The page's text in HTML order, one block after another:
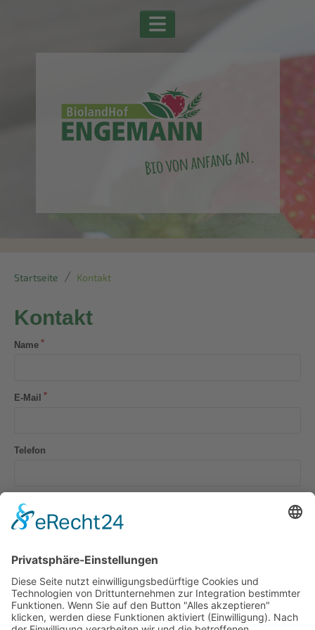
Startseite Kontakt
Kontakt
Name
E-Mail
Telefon
Ihre Anfrage
Ich bin damit einverstanden, dass meine Daten zur
Kontaktaufnahme digital gespeichert werden dürfen.